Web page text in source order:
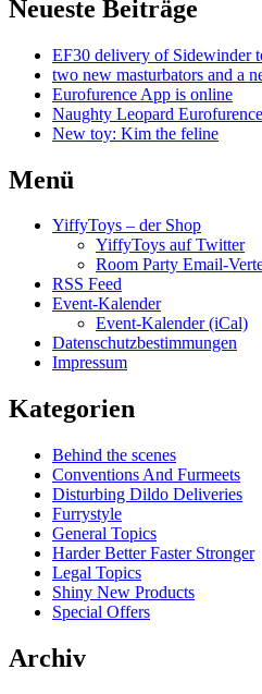
Neueste Beiträge
EF30 delivery of Sidewinder
two new masturbators and a
Eurofurence App is online
Naughty Leopard
New toy: Kim the feline
Menü
YiffyToys – der Shop
YiffyToys auf Twitter
Room Party Email-
RSS Feed
Event-Kalender
Event-Kalender (iCal)
Datenschutzbestimmungen
Impressum
Kategorien
Behind the scenes
Conventions And Furmeets
Disturbing Dildo Deliveries
Furrystyle
General Topics
Harder Better Faster Stronger
Legal Topics
Shiny New Products
Special Offers
Archiv